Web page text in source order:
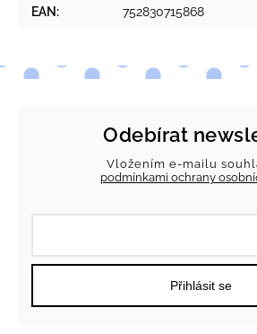
EAN : 752830715868
Odebírat
Vložením e-mailu
podmínkami ochrany
Přihlásit se